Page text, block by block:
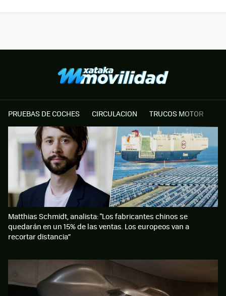
PRUEBAS DE COCHES CIRCULACION TRUCOS MOTOR
Matthias Schmidt, analista: "Los fabricantes chinos se
quedarán en un 15% de las ventas. Los europeos van a
recortar distancia”